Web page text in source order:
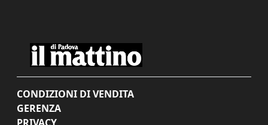
CONDIZIONI DI VENDITA
GERENZA